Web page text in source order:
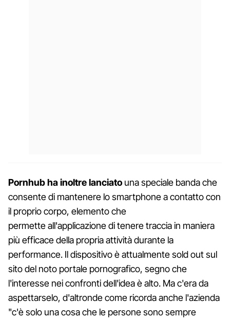
Pornhub ha inoltre lanciato una speciale banda che
consente di mantenere lo smartphone a contatto con
il proprio corpo, elemento che
permette all'applicazione di tenere traccia in maniera
più efficace della propria attività durante la
performance. Il dispositivo è attualmente sold out sul
sito del noto portale pornografico, segno che
l'interesse nei confronti dell'idea è alto. Ma c'era da
aspettarselo, d'altronde come ricorda anche l'azienda
"c'è solo una cosa che le persone sono sempre